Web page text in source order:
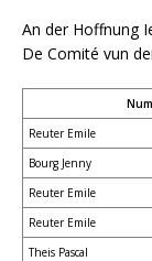
An der Hoffnung
De Comité vun
Reuter Emile
Bourg Jenny
Reuter Emile
Reuter Emile
Theis Pascal